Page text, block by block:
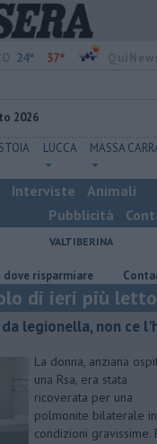
24° 37°
2026
LUCCA MASSA
Interviste
Animali
Pubblicità
VALTIBERINA
Contagiata
di ieri più letto
legionella, non ce
La donna, anziana
una Rsa, era stata
ricoverata per una
polmonite bilaterale in
condizioni gravissime.